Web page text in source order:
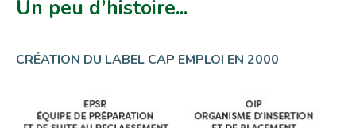
Un peu d’histoire...
CRÉATION DU LABEL CAP EMPLOI EN 2000